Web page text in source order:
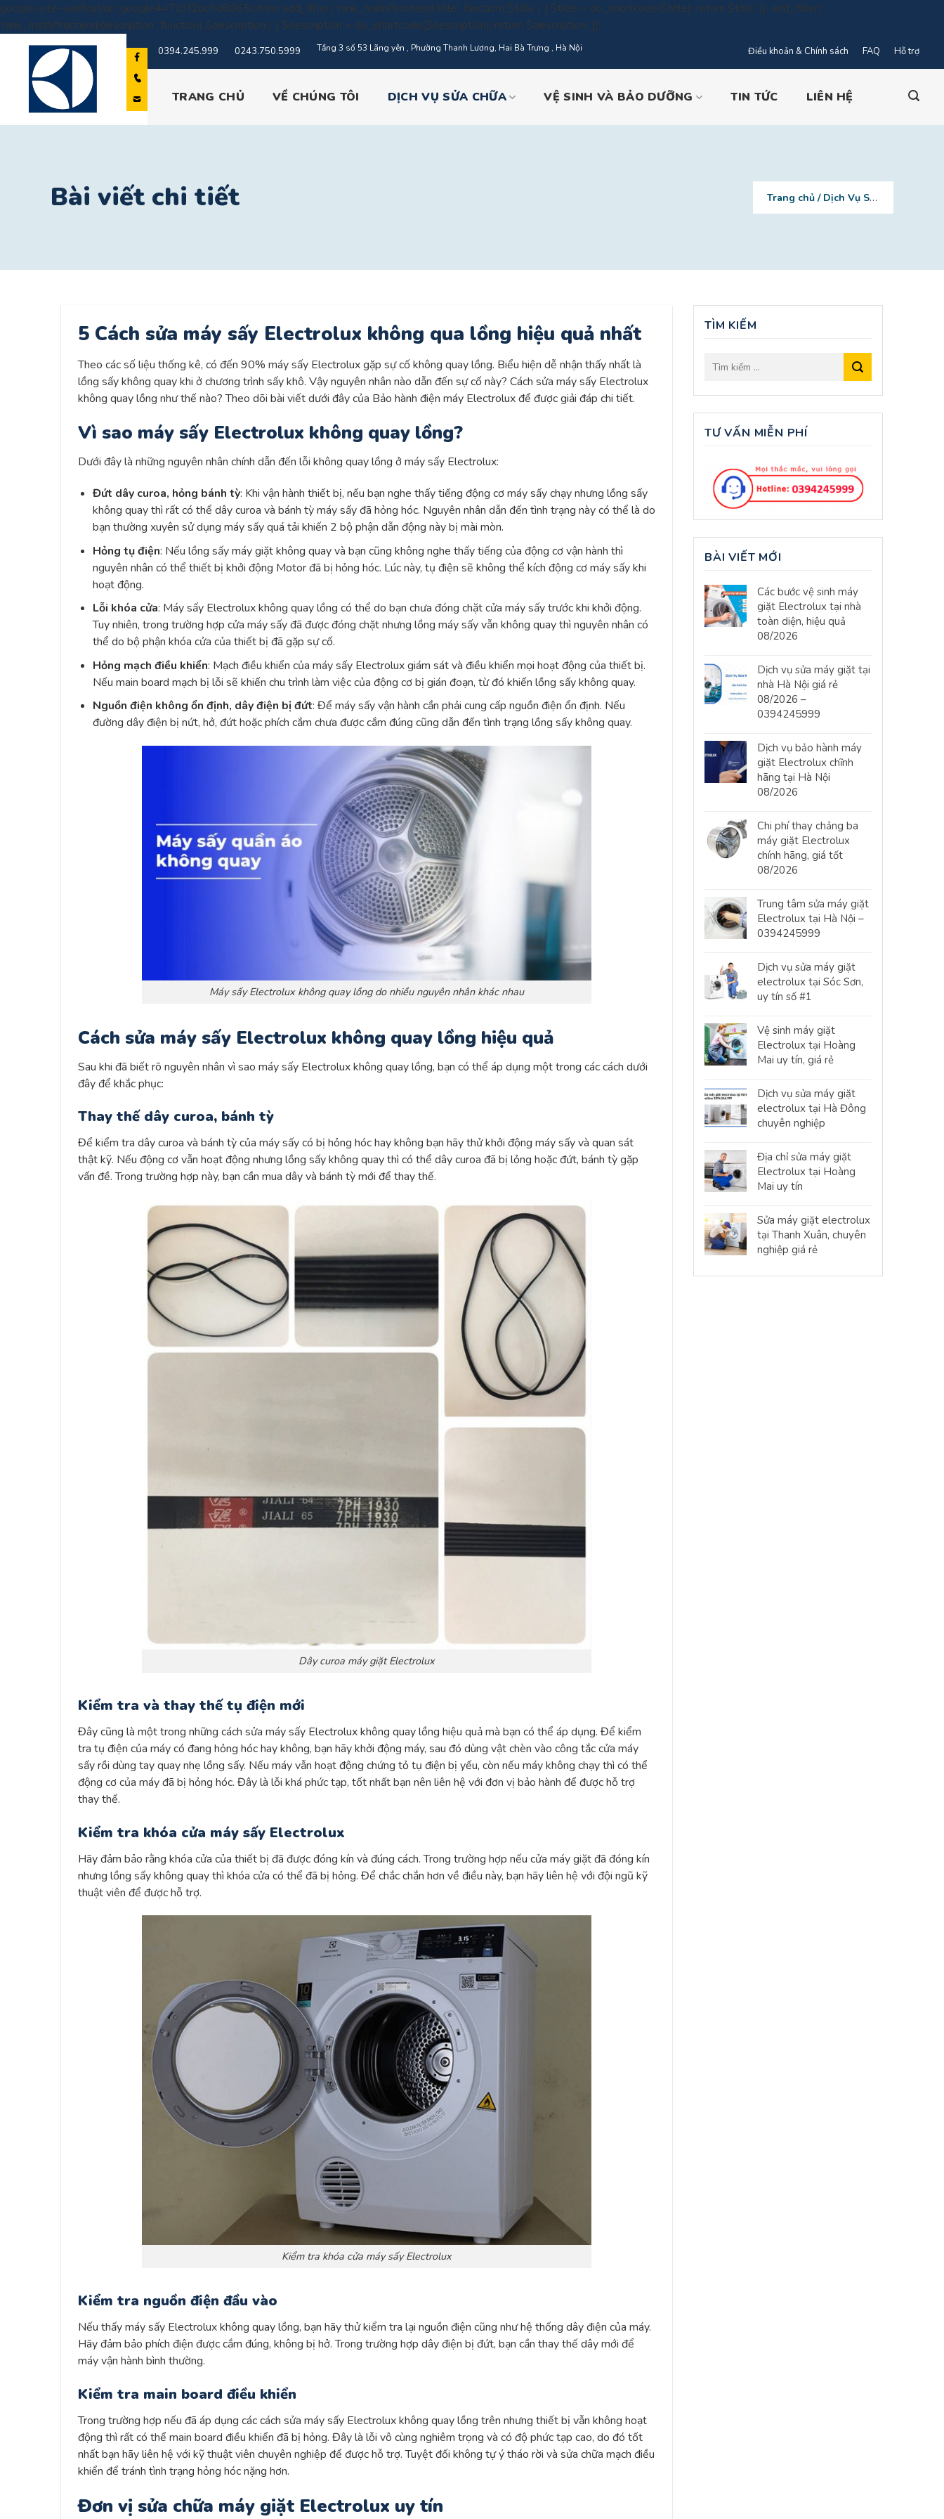
google-site-verification: google447c3f2bc9d8065c.html add_filter( 'rank_math/frontend/title', function( $title ) { $title = do_shortcode($title); return $title; }); add_filter(
'rank_math/frontend/description', function( $description ) { $description = do_shortcode($description); return $description; });
0394.245.999 0243.750.5999 Tầng 3 số 53 Lãng yên , Phường Thanh Lương, Hai Bà Trưng , Hà Nội Điều khoản & Chính sách FAQ Hỗ trợ
TRANG CHỦ VỀ CHÚNG TÔI DỊCH VỤ SỬA CHỮA VỆ SINH VÀ BẢO DƯỠNG TIN TỨC LIÊN HỆ
Bài viết chi tiết Trang chủ / Dịch Vụ Sửa Chữa
5 Cách sửa máy sấy Electrolux không qua lồng hiệu quả nhất
Theo các số liệu thống kê, có đến 90% máy sấy Electrolux gặp sự cố không quay lồng. Biểu hiện dễ nhận thấy nhất là
lồng sấy không quay khi ở chương trình sấy khô. Vậy nguyên nhân nào dẫn đến sự cố này? Cách sửa máy sấy Electrolux
không quay lồng như thế nào? Theo dõi bài viết dưới đây của Bảo hành điện máy Electrolux để được giải đáp chi tiết.
Vì sao máy sấy Electrolux không quay lồng?
Dưới đây là những nguyên nhân chính dẫn đến lỗi không quay lồng ở máy sấy Electrolux:
Đứt dây curoa, hỏng bánh tỳ: Khi vận hành thiết bị, nếu bạn nghe thấy tiếng động cơ máy sấy chạy nhưng lồng sấy
không quay thì rất có thể dây curoa và bánh tỳ máy sấy đã hỏng hóc. Nguyên nhân dẫn đến tình trạng này có thể là do
bạn thường xuyên sử dụng máy sấy quá tải khiến 2 bộ phận dẫn động này bị mài mòn.
Hỏng tụ điện: Nếu lồng sấy máy giặt không quay và bạn cũng không nghe thấy tiếng của động cơ vận hành thì
nguyên nhân có thể thiết bị khởi động Motor đã bị hỏng hóc. Lúc này, tụ điện sẽ không thể kích động cơ máy sấy khi
hoạt động.
Lỗi khóa cửa: Máy sấy Electrolux không quay lồng có thể do bạn chưa đóng chặt cửa máy sấy trước khi khởi động.
Tuy nhiên, trong trường hợp cửa máy sấy đã được đóng chặt nhưng lồng máy sấy vẫn không quay thì nguyên nhân có
thể do bộ phận khóa cửa của thiết bị đã gặp sự cố.
Hỏng mạch điều khiển: Mạch điều khiển của máy sấy Electrolux giám sát và điều khiển mọi hoạt động của thiết bị.
Nếu main board mạch bị lỗi sẽ khiến chu trình làm việc của động cơ bị gián đoạn, từ đó khiến lồng sấy không quay.
Nguồn điện không ổn định, dây điện bị đứt: Để máy sấy vận hành cần phải cung cấp nguồn điện ổn định. Nếu
đường dây điện bị nứt, hở, đứt hoặc phích cắm chưa được cắm đúng cũng dẫn đến tình trạng lồng sấy không quay.
Máy sấy Electrolux không quay lồng do nhiều nguyên nhân khác nhau
Cách sửa máy sấy Electrolux không quay lồng hiệu quả
Sau khi đã biết rõ nguyên nhân vì sao máy sấy Electrolux không quay lồng, bạn có thể áp dụng một trong các cách dưới
đây để khắc phục:
Thay thế dây curoa, bánh tỳ
Để kiểm tra dây curoa và bánh tỳ của máy sấy có bị hỏng hóc hay không bạn hãy thử khởi động máy sấy và quan sát
thật kỹ. Nếu động cơ vẫn hoạt động nhưng lồng sấy không quay thì có thể dây curoa đã bị lỏng hoặc đứt, bánh tỳ gặp
vấn đề. Trong trường hợp này, bạn cần mua dây và bánh tỳ mới để thay thế.
Dây curoa máy giặt Electrolux
Kiểm tra và thay thế tụ điện mới
Đây cũng là một trong những cách sửa máy sấy Electrolux không quay lồng hiệu quả mà bạn có thể áp dụng. Để kiểm
tra tụ điện của máy có đang hỏng hóc hay không, bạn hãy khởi động máy, sau đó dùng vật chèn vào công tắc cửa máy
sấy rồi dùng tay quay nhẹ lồng sấy. Nếu máy vẫn hoạt động chứng tỏ tụ điện bị yếu, còn nếu máy không chạy thì có thể
động cơ của máy đã bị hỏng hóc. Đây là lỗi khá phức tạp, tốt nhất bạn nên liên hệ với đơn vị bảo hành để được hỗ trợ
thay thế.
Kiểm tra khóa cửa máy sấy Electrolux
Hãy đảm bảo rằng khóa cửa của thiết bị đã được đóng kín và đúng cách. Trong trường hợp nếu cửa máy giặt đã đóng kín
nhưng lồng sấy không quay thì khóa cửa có thể đã bị hỏng. Để chắc chắn hơn về điều này, bạn hãy liên hệ với đội ngũ kỹ
thuật viên để được hỗ trợ.
Kiểm tra khóa cửa máy sấy Electrolux
Kiểm tra nguồn điện đầu vào
Nếu thấy máy sấy Electrolux không quay lồng, bạn hãy thử kiểm tra lại nguồn điện cũng như hệ thống dây điện của máy.
Hãy đảm bảo phích điện được cắm đúng, không bị hở. Trong trường hợp dây điện bị đứt, bạn cần thay thế dây mới để
máy vận hành bình thường.
Kiểm tra main board điều khiển
Trong trường hợp nếu đã áp dụng các cách sửa máy sấy Electrolux không quay lồng trên nhưng thiết bị vẫn không hoạt
động thì rất có thể main board điều khiển đã bị hỏng. Đây là lỗi vô cùng nghiêm trọng và có độ phức tạp cao, do đó tốt
nhất bạn hãy liên hệ với kỹ thuật viên chuyên nghiệp để được hỗ trợ. Tuyệt đối không tự ý tháo rời và sửa chữa mạch điều
khiển để tránh tình trạng hỏng hóc nặng hơn.
Đơn vị sửa chữa máy giặt Electrolux uy tín
TÌM KIẾM
TƯ VẤN MIỄN PHÍ
BÀI VIẾT MỚI
Các bước vệ sinh máy
giặt Electrolux tại nhà
toàn diện, hiệu quả
08/2026
Dịch vụ sửa máy giặt tại
nhà Hà Nội giá rẻ
08/2026 –
0394245999
Dịch vụ bảo hành máy
giặt Electrolux chĩnh
hãng tại Hà Nội
08/2026
Chi phí thay chảng ba
máy giặt Electrolux
chính hãng, giá tốt
08/2026
Trung tâm sửa máy giặt
Electrolux tại Hà Nội –
0394245999
Dịch vụ sửa máy giặt
electrolux tại Sóc Sơn,
uy tín số #1
Vệ sinh máy giặt
Electrolux tại Hoàng
Mai uy tín, giá rẻ
Dịch vụ sửa máy giặt
electrolux tại Hà Đông
chuyên nghiệp
Địa chỉ sửa máy giặt
Electrolux tại Hoàng
Mai uy tín
Sửa máy giặt electrolux
tại Thanh Xuân, chuyên
nghiệp giá rẻ